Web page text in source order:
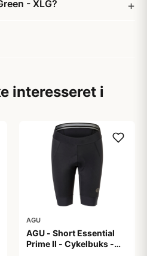
- XLG?
interesseret i
AGU
AGU - Short Essential
Prime II - Cykelbuks -